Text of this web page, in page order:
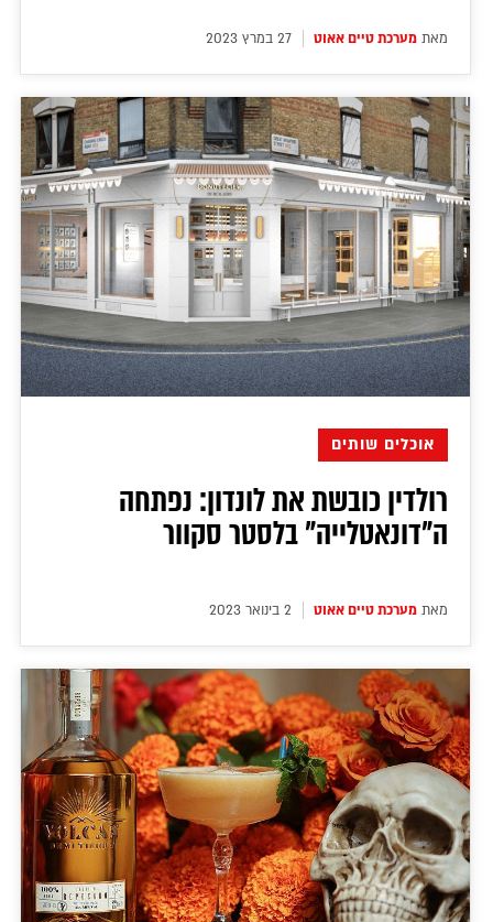
מאת מערכת טיים אאוט 27 במרץ 2023
אוכלים שותים
רולדין כובשת את לונדון: נפתחה
ה"דונאטלייה" בלסטר סקוור
מאת מערכת טיים אאוט 2 בינואר 2023